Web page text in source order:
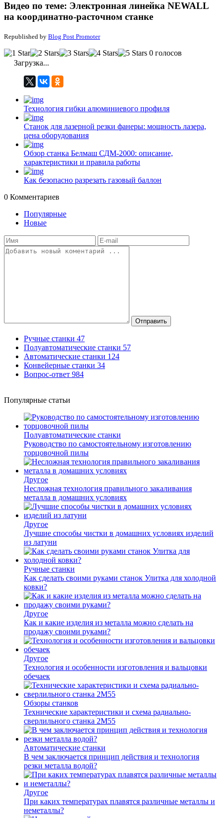
Видео по теме: Электронная линейка NEWALL
на координатно-расточном станке
Republished by Blog Post Promoter
0 голосов
Загрузка...
Технология гибки алюминиевого профиля
Станок для лазерной резки фанеры: мощность лазера,
цена оборудования
Обзор станка Белмаш СДМ-2000: описание,
характеристики и правила работы
Как безопасно разрезать газовый баллон
0 Комментариев
Популярные
Новые
Отправить
Ручные станки 47
Полуавтоматические станки 57
Автоматические станки 124
Конвейерные станки 34
Вопрос-ответ 984
Популярные статьи
Полуавтоматические станки
Руководство по самостоятельному изготовлению
торцовочной пилы
Другое
Несложная технология правильного закаливания
металла в домашних условиях
Другое
Лучшие способы чистки в домашних условиях изделий
из латуни
Ручные станки
Как сделать своими руками станок Улитка для холодной
ковки?
Другое
Как и какие изделия из металла можно сделать на
продажу своими руками?
Другое
Технология и особенности изготовления и вальцовки
обечаек
Обзоры станков
Технические характеристики и схема радиально-
сверлильного станка 2М55
Автоматические станки
В чем заключается принцип действия и технология
резки металла водой?
Другое
При каких температурах плавятся различные металлы и
неметаллы?